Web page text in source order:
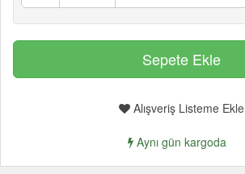
Alışveriş Listeme Ekle
Aynı gün kargoda